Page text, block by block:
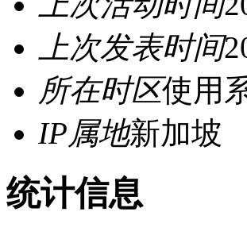
上次发表时间
所在时区使用
IP属地新加坡
统计信息